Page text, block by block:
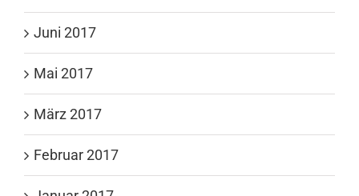
Juni 2017
Mai 2017
März 2017
Februar 2017